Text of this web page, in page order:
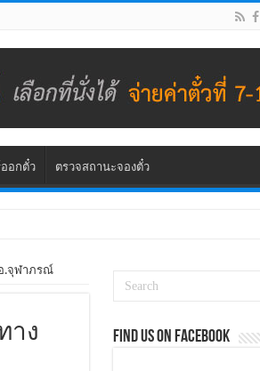
ออกตั๋ว ตรวจสถานะจองตั๋ว
.จุฬาภรณ์
าง
Find us on Facebook